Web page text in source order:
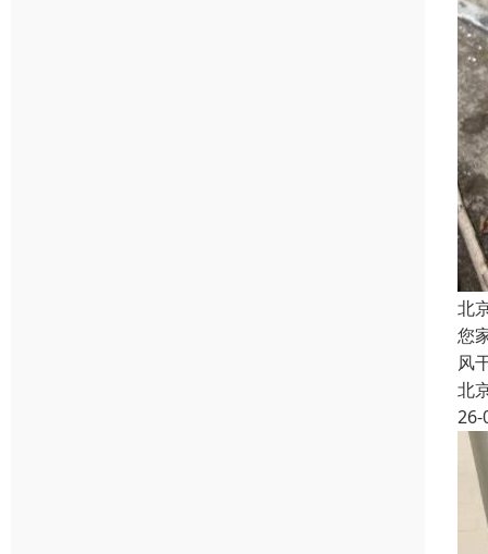
北
您
风
北
26-